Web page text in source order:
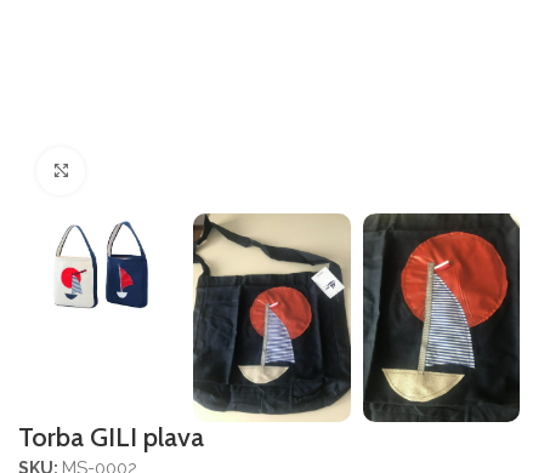
Torba GILI plava
SKU: MS-0002